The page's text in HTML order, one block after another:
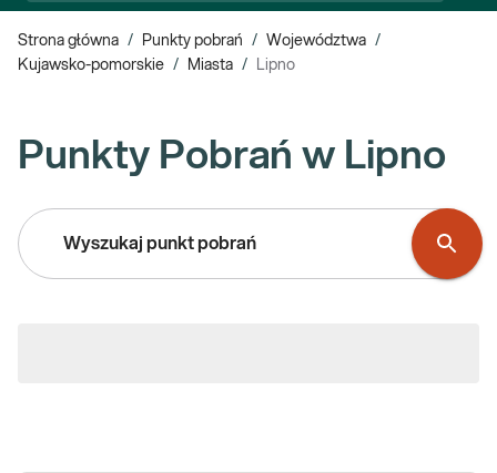
Strona główna / Punkty pobrań / Województwa /
Kujawsko-pomorskie / Miasta / Lipno
Punkty Pobrań w Lipno